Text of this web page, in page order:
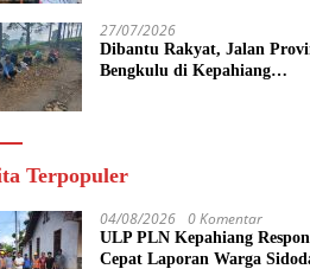
27/07/2026
Dibantu Rakyat, Jalan
Bengkulu di Kepahiang
Terpopuler
04/08/2026 0 Komentar
ULP PLN Kepahiang Respon
Cepat Laporan Warga